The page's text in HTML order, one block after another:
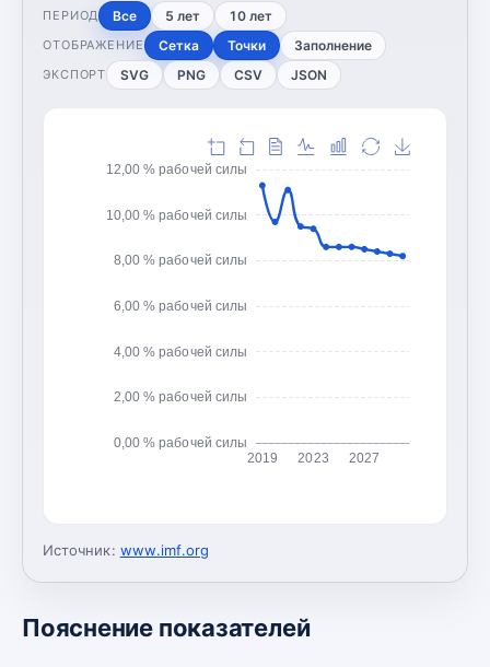
ПЕРИОД Все 5 лет 10 лет
ОТОБРАЖЕНИЕ Сетка Точки Заполнение
ЭКСПОРТ SVG PNG CSV JSON
0,00 % рабочей силы
2,00 % рабочей силы
4,00 % рабочей силы
6,00 % рабочей силы
8,00 % рабочей силы
10,00 % рабочей силы
12,00 % рабочей силы
2019 2023 2027
Источник: www.imf.org
Пояснение показателей